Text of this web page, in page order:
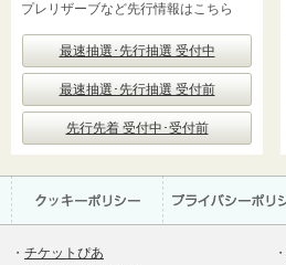
プレリザーブなど先行情報はこちら
最速抽選･先行抽選 受付中
最速抽選･先行抽選 受付前
先行先着 受付中･受付前
・ チケットぴあ
・